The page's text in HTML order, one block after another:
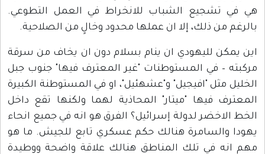
هي في تشجيع الشباب للانخراط في العمل التطوعي.
بالرغم من ذلك، إلا ان عملها محدود وخالٍ من الصلاحية.
اين يمكن لليهودي ان ينام بسلام دون ان يخاف من سرقة
مركبته – في المستوطنات "غير المعترف فيها" جنوب جبل
الخليل مثل "افيجيل" و"عشهئيل"، او في المستوطنة الكبيرة
المعترف فيها "ميتار" المحاذية لهما ولكنها تقع داخل
الخط الاخضر لدولة إسرائيل؟ الفرق هو انه في جميع انحاء
يهودا والسامرة هنالك حكم عسكري تابع للجيش. ما هو
مهم انه في تلك المناطق هنالك علاقة واضحة ووطيدة